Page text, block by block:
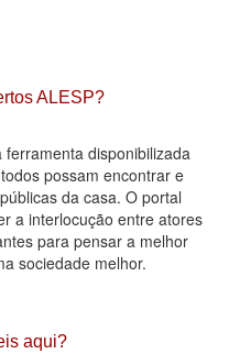
ALESP?
ferramenta disponibilizada
possam encontrar e
da casa. O portal
a interlocução entre atores
para pensar a melhor
sociedade melhor.
aqui?